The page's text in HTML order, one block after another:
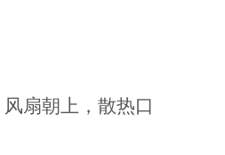
扇朝上，散热口